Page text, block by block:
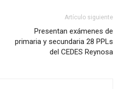
Artículo siguiente
Presentan exámenes de
primaria y secundaria 28 PPLs
del CEDES Reynosa